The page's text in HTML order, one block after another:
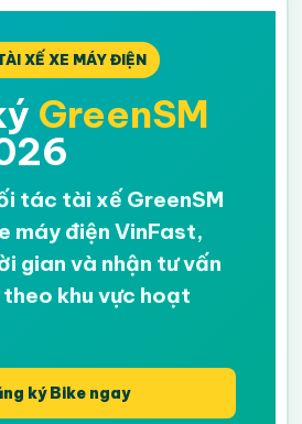
XẾ XE MÁY ĐIỆN
GreenSM
tác tài xế GreenSM
máy điện VinFast,
gian và nhận tư vấn
theo khu vực hoạt
ký Bike ngay